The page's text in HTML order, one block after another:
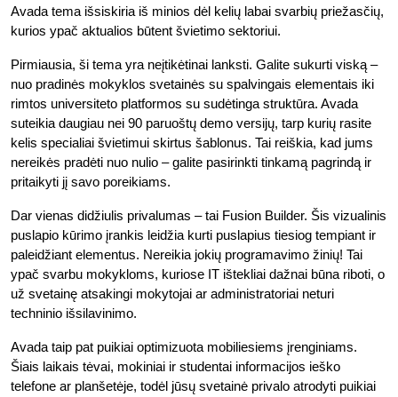
Avada tema išsiskiria iš minios dėl kelių labai svarbių priežasčių,
kurios ypač aktualios būtent švietimo sektoriui.
Pirmiausia, ši tema yra neįtikėtinai lanksti. Galite sukurti viską –
nuo pradinės mokyklos svetainės su spalvingais elementais iki
rimtos universiteto platformos su sudėtinga struktūra. Avada
suteikia daugiau nei 90 paruoštų demo versijų, tarp kurių rasite
kelis specialiai švietimui skirtus šablonus. Tai reiškia, kad jums
nereikės pradėti nuo nulio – galite pasirinkti tinkamą pagrindą ir
pritaikyti jį savo poreikiams.
Dar vienas didžiulis privalumas – tai Fusion Builder. Šis vizualinis
puslapio kūrimo įrankis leidžia kurti puslapius tiesiog tempiant ir
paleidžiant elementus. Nereikia jokių programavimo žinių! Tai
ypač svarbu mokykloms, kuriose IT ištekliai dažnai būna riboti, o
už svetainę atsakingi mokytojai ar administratoriai neturi
techninio išsilavinimo.
Avada taip pat puikiai optimizuota mobiliesiems įrenginiams.
Šiais laikais tėvai, mokiniai ir studentai informacijos ieško
telefone ar planšetėje, todėl jūsų svetainė privalo atrodyti puikiai